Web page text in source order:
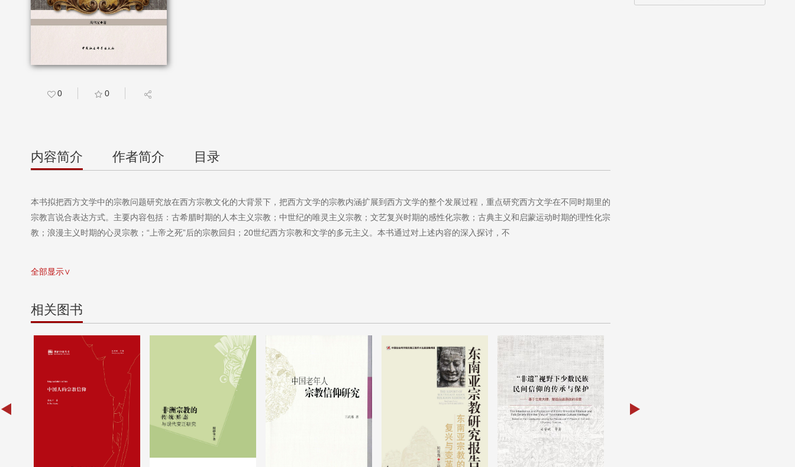
0 0
内容简介 作者简介 目录
本书拟把西方文学中的宗教问题研究放在西方宗教文化的大背景下，把西方文学的宗教内涵扩展到西方文学的整个发展过程，重点研究西方文学在不同时期里的
宗教言说合表达方式。主要内容包括：古希腊时期的人本主义宗教；中世纪的唯灵主义宗教；文艺复兴时期的感性化宗教；古典主义和启蒙运动时期的理性化宗
教；浪漫主义时期的心灵宗教；“上帝之死”后的宗教回归；20世纪西方宗教和文学的多元主义。本书通过对上述内容的深入探讨，不
全部显示∨
相关图书